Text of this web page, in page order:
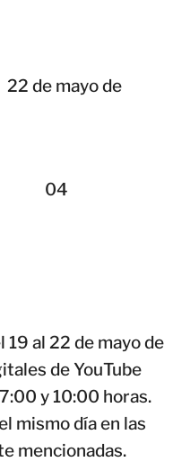
22 de mayo de
04
19 al 22 de mayo de
de YouTube
y 10:00 horas.
mismo día en las
mencionadas.